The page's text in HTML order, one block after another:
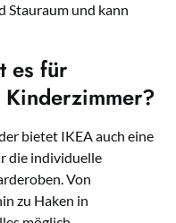
Stauraum und kann
es für
bietet IKEA auch eine
die individuelle
Von
zu Haken in